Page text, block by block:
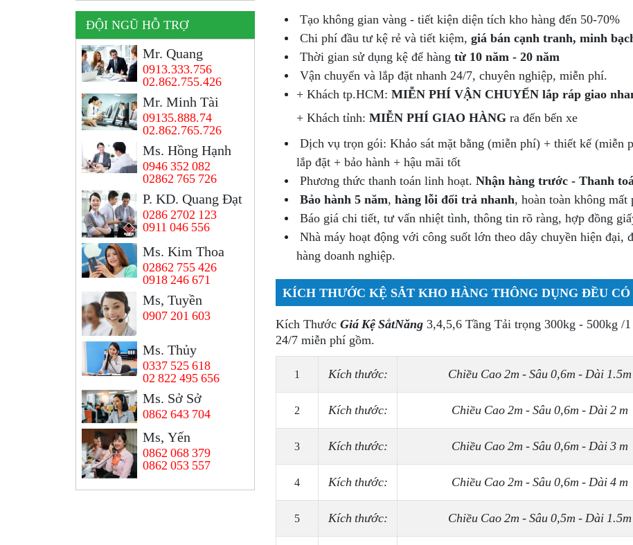
Tạo không gian vàng - tiết kiện diện tích kho hàng đến 50-70%
Chi phí đầu tư kệ rẻ và tiết kiệm,giá bán cạnh tranh, minh
Thời gian sử dụng kệ để hàngtừ 10 năm - 20 năm
Vận chuyển và lắp đặt nhanh 24/7, chuyên nghiệp, miễn phí.
+ Khách tp.HCM:MIỄN PHÍ VẬN CHUYỂN lắp ráp giao
+ Khách tỉnh:MIỄN PHÍ GIAO HÀNG ra đến bến xe
Dịch vụ trọn gói: Khảo sát mặt bằng (miễn phí) + thiết kế (miễn
lắp đặt + bảo hành + hậu mãi tốt
Phương thức thanh toán linh hoạt.Nhận hàng trước - Thanh
Bảo hành 5 năm,hàng lỗi đổi trả nhanh, hoàn toàn không mất
Báo giá chi tiết, tư vấn nhiệt tình, thông tin rõ ràng, hợp đồng
Nhà máy hoạt động với công suốt lớn theo dây chuyền hiện đại,
hàng doanh nghiệp.
KÍCH THƯỚC KỆ SẮT KHO HÀNG THÔNG DỤNG ĐỀU CÓ
Kích ThướcGiá Kệ SắtNăng 3,4,5,6 Tầng Tải trọng 300kg - 500kg /
24/7 miễn phí gồm.
1 Kích thước: Chiều Cao 2m - Sâu 0,6m - Dài 1.5m
2 Kích thước: Chiều Cao 2m - Sâu 0,6m - Dài 2 m
3 Kích thước: Chiều Cao 2m - Sâu 0,6m - Dài 3 m
4 Kích thước: Chiều Cao 2m - Sâu 0,6m - Dài 4 m
5 Kích thước: Chiều Cao 2m - Sâu 0,5m - Dài 1.5m
ĐỘI NGŨ HỖ TRỢ
Mr. Quang
0913.333.756
02.862.755.426
Mr. Minh Tài
09135.888.74
02.862.765.726
Ms. Hồng Hạnh
0946 352 082
02862 765 726
P. KD. Quang Đạt
0286 2702 123
0911 046 556
Ms. Kim Thoa
02862 755 426
0918 246 671
Ms, Tuyền
0907 201 603
Ms. Thủy
0337 525 618
02 822 495 656
Ms. Sở Sở
0862 643 704
Ms, Yến
0862 068 379
0862 053 557